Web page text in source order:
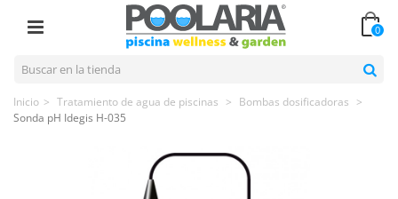
0
Inicio > Tratamiento de agua de piscinas > Bombas dosificadoras >
Sonda pH Idegis H-035